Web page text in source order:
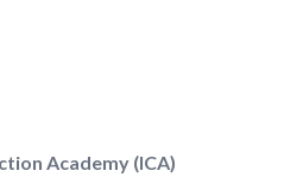
Academy (ICA)